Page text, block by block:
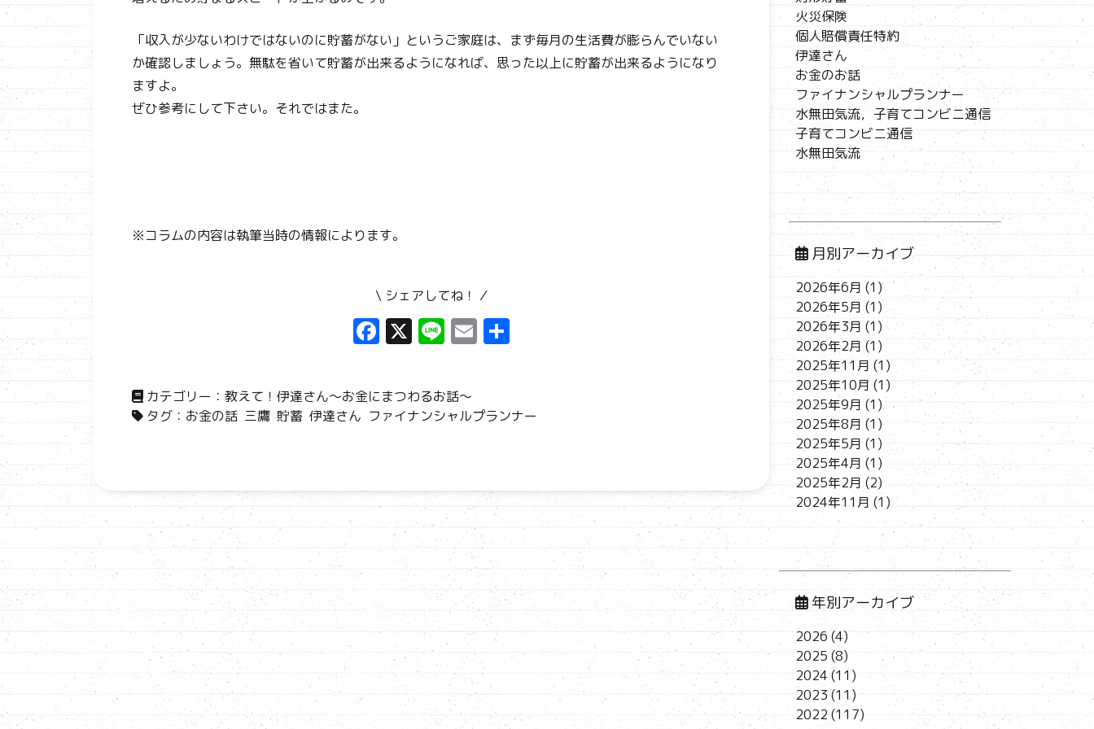
「収入が少ないわけではないのに貯蓄がない」というご家庭は、まず毎月の生活費が膨らんでいない
か確認しましょう。無駄を省いて貯蓄が出来るようになれば、思った以上に貯蓄が出来るようになり
ますよ。
ぜひ参考にして下さい。それではまた。
※コラムの内容は執筆当時の情報によります。
\ シェアしてね！ ⁄
F
ce
b
k
X Li
e
E
l
共
カテゴリー： 教えて！伊達さん～お金にまつわるお話～
タグ： お金の話 三鷹 貯蓄 伊達さん ファイナンシャルプランナー
火災保険
個人賠償責任特約
伊達さん
お金のお話
ファイナンシャルプランナー
水無田気流，子育てコンビニ通信
子育てコンビニ通信
水無田気流
月別アーカイブ
2026年6月 (1)
2026年5月 (1)
2026年3月 (1)
2026年2月 (1)
2025年11月 (1)
2025年10月 (1)
2025年9月 (1)
2025年8月 (1)
2025年5月(1)
2025年4月 (1)
2025年2月 (2)
2024年11月 (1)
年別アーカイブ
2026 (4)
2025 (8)
2024 (11)
2023(11)
2022 (117)